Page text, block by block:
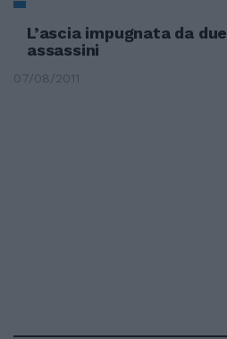
L’ascia impugnata da due
assassini
07/08/2011